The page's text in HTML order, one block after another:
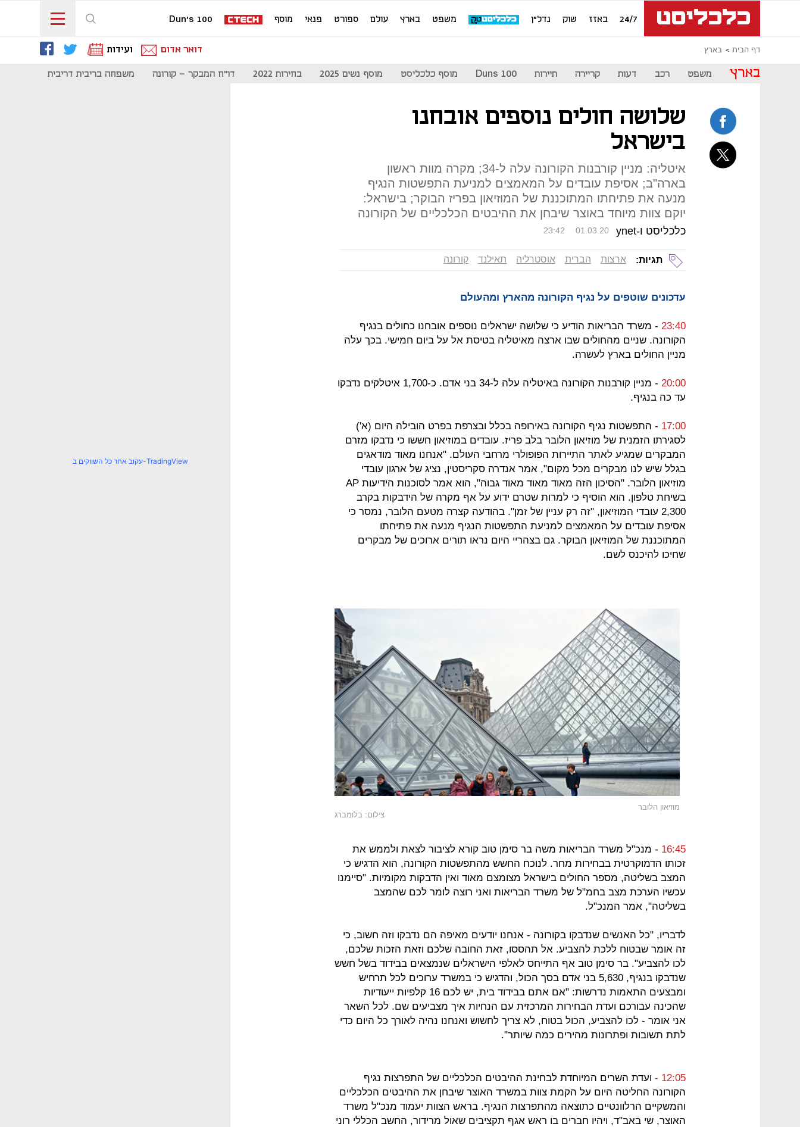
24/7 באזז שוק נדל"ן משפט בארץ עולם ספורט פנאי מוסף Dun's 100
דף הבית בארץ דואר אדום ועידות
בארץ משפט רכב דעות קריירה תיירות Duns 100 מוסף כלכליסט מוסף נשים 2025 בחירות 2022 דו"ח המבקר - קורונה משפחה בריבית דריבית
שלושה חולים נוספים אובחנו
בישראל
איטליה: מניין קורבנות הקורונה עלה ל-34; מקרה מוות ראשון
בארה"ב; אסיפת עובדים על המאמצים למניעת התפשטות הנגיף
מנעה את פתיחתו המתוכננת של המוזיאון בפריז הבוקר; בישראל:
יוקם צוות מיוחד באוצר שיבחן את ההיבטים הכלכליים של הקורונה
כלכליסט ו-ynet 23:42 01.03.20
תגיות: ארצות הברית אוסטרליה תאילנד קורונה
עדכונים שוטפים על נגיף הקורונה מהארץ ומהעולם
23:40 - משרד הבריאות הודיע כי שלושה ישראלים נוספים אובחנו כחולים בנגיף
הקורונה. שניים מהחולים שבו ארצה מאיטליה בטיסת אל על ביום חמישי. בכך עלה
מניין החולים בארץ לעשרה.
20:00
- מניין קורבנות הקורונה באיטליה עלה ל-34 בני אדם. כ-1,700 איטלקים נדבקו
עד כה בנגיף.
17:00 - התפשטות נגיף הקורונה באירופה בכלל ובצרפת בפרט הובילה היום (א')
לסגירתו הזמנית של מוזיאון הלובר בלב פריז. עובדים במוזיאון חששו כי נדבקו מזרם
המבקרים שמגיע לאתר התיירות הפופולרי מרחבי העולם. "אנחנו מאוד מודאגים
בגלל שיש לנו מבקרים מכל מקום", אמר אנדרה סקריסטין, נציג של ארגון עובדי
מוזיאון הלובר. "הסיכון הזה מאוד מאוד מאוד גבוה", הוא אמר לסוכנות הידיעות AP
בשיחת טלפון. הוא הוסיף כי למרות שטרם ידוע על אף מקרה של הידבקות בקרב
2,300 עובדי המוזיאון, "זה רק עניין של זמן". בהודעה קצרה מטעם הלובר, נמסר כי
אסיפת עובדים על המאמצים למניעת התפשטות הנגיף מנעה את פתיחתו
המתוכננת של המוזיאון הבוקר. גם בצהריי היום נראו תורים ארוכים של מבקרים
שחיכו להיכנס לשם.
מוזיאון הלובר
צילום: בלומברג
16:45 - מנכ"ל משרד הבריאות משה בר סימן טוב קורא לציבור לצאת ולממש את
זכותו הדמוקרטית בבחירות מחר. לנוכח החשש מהתפשטות הקורונה, הוא הדגיש כי
המצב בשליטה, מספר החולים בישראל מצומצם מאוד ואין הדבקות מקומיות. "סיימנו
עכשיו הערכת מצב בחמ"ל של משרד הבריאות ואני רוצה לומר לכם שהמצב
בשליטה", אמר המנכ"ל.
לדבריו, "כל האנשים שנדבקו בקורונה - אנחנו יודעים מאיפה הם נדבקו וזה חשוב, כי
זה אומר שבטוח ללכת להצביע. אל תהססו, זאת החובה שלכם וזאת הזכות שלכם,
לכו להצביע". בר סימן טוב אף התייחס לאלפי הישראלים שנמצאים בבידוד בשל חשש
שנדבקו בנגיף, 5,630 בני אדם בסך הכול, והדגיש כי במשרד ערוכים לכל תרחיש
ומבצעים התאמות נדרשות: "אם אתם בבידוד בית, יש לכם 16 קלפיות ייעודיות
שהכינה עבורכם ועדת הבחירות המרכזית עם הנחיות איך מצביעים שם. לכל השאר
אני אומר - לכו להצביע, הכול בטוח, לא צריך לחשוש ואנחנו נהיה לאורך כל היום כדי
לתת תשובות ופתרונות מהירים כמה שיותר".
12:05 -
ועדת השרים המיוחדת לבחינת ההיבטים הכלכליים של התפרצות נגיף
הקורונה החליטה היום על הקמת צוות במשרד האוצר שיבחן את ההיבטים הכלכליים
והמשקיים הרלוונטיים כתוצאה מהתפרצות הנגיף. בראש הצוות יעמוד מנכ"ל משרד
האוצר, שי באב"ד, ויהיו חברים בו ראש אגף תקציבים שאול מרידור, החשב הכללי רוני
עקוב אחר כל השווקים ב-TradingView